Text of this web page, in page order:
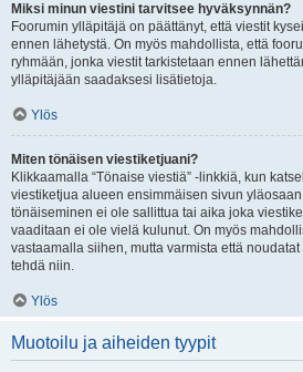
Miksi minun viestini tarvitsee hyväksynnän?
Foorumin ylläpitäjä on päättänyt, että viestit
ennen lähetystä. On myös mahdollista, että
ryhmään, jonka viestit tarkistetaan ennen
ylläpitäjään saadaksesi lisätietoja.
Ylös
Miten tönäisen viestiketjuani?
Klikkaamalla “Tönaise viestiä” -linkkiä, kun
viestiketjua alueen ensimmäisen sivun
tönäiseminen ei ole sallittua tai aika joka
vaaditaan ei ole vielä kulunut. On myös
vastaamalla siihen, mutta varmista että
tehdä niin.
Ylös
Muotoilu ja aiheiden tyypit